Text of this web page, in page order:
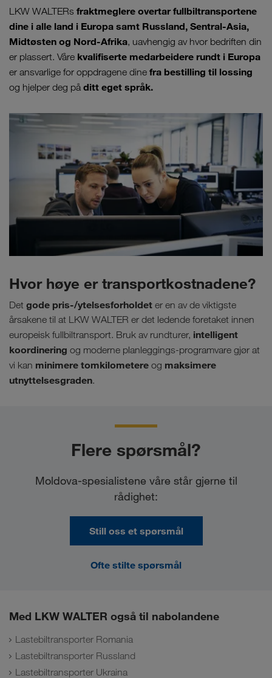
LKW WALTERs fraktmeglere overtar fullbiltransportene
dine i alle land i Europa samt Russland, Sentral-Asia,
Midtøsten og Nord-Afrika, uavhengig av hvor bedriften din
er plassert. Våre kvalifiserte medarbeidere rundt i Europa
er ansvarlige for oppdragene dine fra bestilling til lossing
og hjelper deg på ditt eget språk.
Hvor høye er transportkostnadene?
Det gode pris-/ytelsesforholdet er en av de viktigste
årsakene til at LKW WALTER er det ledende foretaket innen
europeisk fullbiltransport. Bruk av rundturer, intelligent
koordinering og moderne planleggings-programvare gjør at
vi kan minimere tomkilometere og maksimere
utnyttelsesgraden.
Flere spørsmål?
Moldova-spesialistene våre står gjerne til
rådighet:
Still oss et spørsmål
Ofte stilte spørsmål
Med LKW WALTER også til nabolandene
Lastebiltransporter Romania
Lastebiltransporter Russland
Lastebiltransporter Ukraina